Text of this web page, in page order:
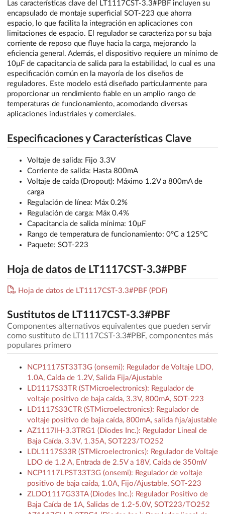
Las características clave del LT1117CST-3.3#PBF incluyen su
encapsulado de montaje superficial SOT-223 que ahorra
espacio, lo que facilita la integración en aplicaciones con
limitaciones de espacio. El regulador se caracteriza por su baja
corriente de reposo que fluye hacia la carga, mejorando la
eficiencia general. Además, el dispositivo requiere un mínimo de
10μF de capacitancia de salida para la estabilidad, lo cual es una
especificación común en la mayoría de los diseños de
reguladores. Este modelo está diseñado particularmente para
proporcionar un rendimiento fiable en un amplio rango de
temperaturas de funcionamiento, acomodando diversas
aplicaciones industriales y comerciales.
Especificaciones y Características Clave
Voltaje de salida: Fijo 3.3V
Corriente de salida: Hasta 800mA
Voltaje de caída (Dropout): Máximo 1.2V a 800mA de
carga
Regulación de línea: Máx 0.2%
Regulación de carga: Máx 0.4%
Capacitancia de salida mínima: 10μF
Rango de temperatura de funcionamiento: 0°C a 125°C
Paquete: SOT-223
Hoja de datos de LT1117CST-3.3#PBF
Hoja de datos de LT1117CST-3.3#PBF (PDF)
Sustitutos de LT1117CST-3.3#PBF
Componentes alternativos equivalentes que pueden servir
como sustituto de LT1117CST-3.3#PBF, componentes más
populares primero
NCP1117ST33T3G (onsemi): Regulador de Voltaje LDO,
1.0A, Caída de 1.2V, Salida Fija/Ajustable
LD1117S33TR (STMicroelectronics): Regulador de
voltaje positivo de baja caída, 3.3V, 800mA, SOT-223
LD1117S33CTR (STMicroelectronics): Regulador de
voltaje positivo de baja caída, 800mA, salida fija/ajustable
AZ1117IH-3.3TRG1 (Diodes Inc.): Regulador Lineal de
Baja Caída, 3.3V, 1.35A, SOT223/TO252
LDL1117S33R (STMicroelectronics): Regulador de Voltaje
LDO de 1.2 A, Entrada de 2.5V a 18V, Caída de 350mV
NCP1117LPST33T3G (onsemi): Regulador de voltaje
positivo de baja caída, 1.0A, Fijo/Ajustable, SOT-223
ZLDO1117G33TA (Diodes Inc.): Regulador Positivo de
Baja Caída de 1A, Salidas de 1.2-5.0V, SOT223/TO252